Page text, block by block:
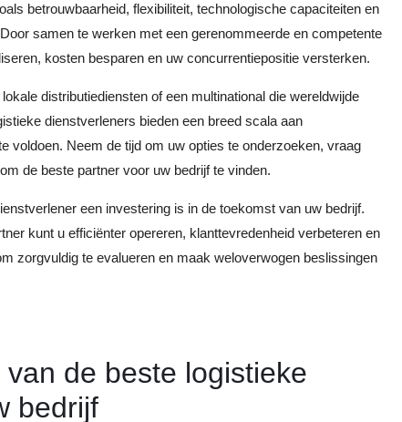
betrouwbaarheid, flexibiliteit, technologische capaciteiten en
samen te werken met een gerenommeerde en competente
kosten besparen en uw concurrentiepositie versterken.
distributiediensten of een multinational die wereldwijde
dienstverleners bieden een breed scala aan
voldoen. Neem de tijd om uw opties te onderzoeken, vraag
de beste partner voor uw bedrijf te vinden.
een investering is in de toekomst van uw bedrijf.
kunt u efficiënter opereren, klanttevredenheid verbeteren en
zorgvuldig te evalueren en maak weloverwogen beslissingen
de beste logistieke
bedrijf